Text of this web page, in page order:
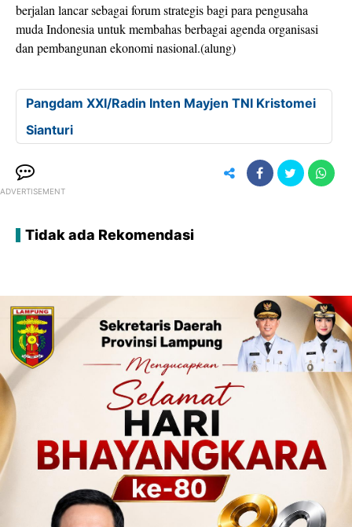
berjalan lancar sebagai forum strategis bagi para pengusaha
muda Indonesia untuk membahas berbagai agenda organisasi
dan pembangunan ekonomi nasional.(alung)
Pangdam XXI/Radin Inten Mayjen TNI Kristomei
Sianturi
ADVERTISEMENT
Tidak ada Rekomendasi